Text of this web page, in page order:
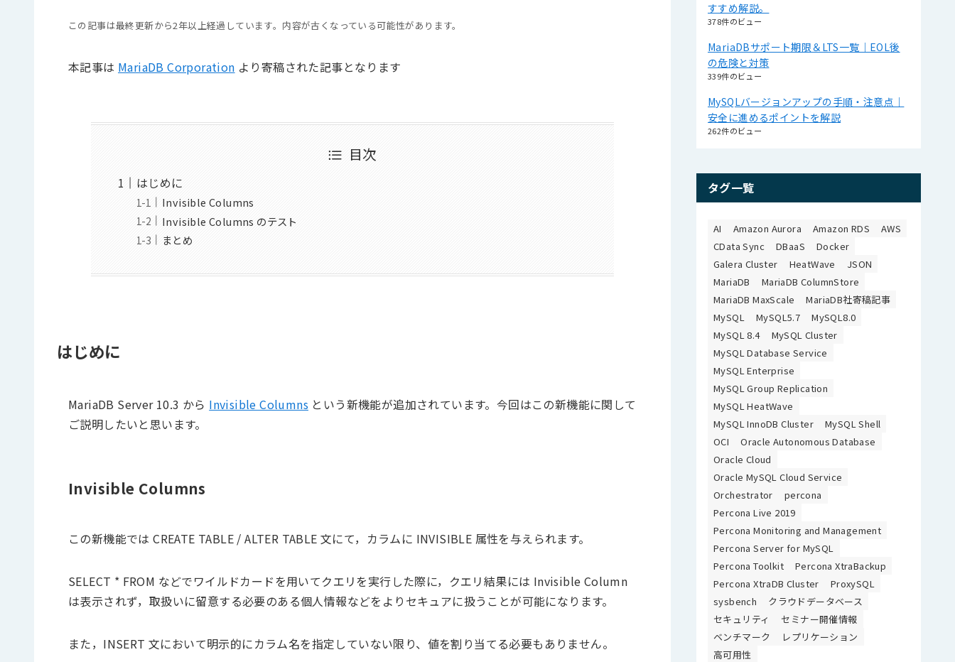
この記事は最終更新から2年以上経過しています。内容が古くなっている可能性があります。
本記事は MariaDB Corporation より寄稿された記事となります
目次
はじめに
Invisible Columns
Invisible Columns のテスト
まとめ
はじめに
MariaDB Server 10.3 から Invisible Columns という新機能が追加されています。今回はこの新機能に関して
ご説明したいと思います。
Invisible Columns
この新機能では CREATE TABLE / ALTER TABLE 文にて，カラムに INVISIBLE 属性を与えられます。
SELECT * FROM などでワイルドカードを用いてクエリを実行した際に，クエリ結果には Invisible Column
は表示されず，取扱いに留意する必要のある個人情報などをよりセキュアに扱うことが可能になります。
また，INSERT 文において明示的にカラム名を指定していない限り、値を割り当てる必要もありません。
すすめ解説。
378件のビュー
MariaDBサポート期限＆LTS一覧｜EOL後
の危険と対策
339件のビュー
MySQLバージョンアップの手順・注意点｜
安全に進めるポイントを解説
262件のビュー
タグ一覧
AI Amazon Aurora Amazon RDS
AWS
CData Sync
DBaaS
Docker
Galera Cluster
HeatWave
JSON
MariaDB
MariaDB ColumnStore
MariaDB MaxScale
MariaDB社寄稿記事
MySQL
MySQL5.7
MySQL8.0
MySQL 8.4
MySQL Cluster
MySQL Database Service
MySQL Enterprise
MySQL Group Replication
MySQL HeatWave
MySQL InnoDB Cluster
MySQL Shell
OCI
Oracle Autonomous Database
Oracle Cloud
Oracle MySQL Cloud Service
Orchestrator
percona
Percona Live 2019
Percona Monitoring and Management
Percona Server for MySQL
Percona Toolkit
Percona XtraBackup
Percona XtraDB Cluster
ProxySQL
sysbench
クラウドデータベース
セキュリティ
セミナー開催情報
ベンチマーク
レプリケーション
高可用性